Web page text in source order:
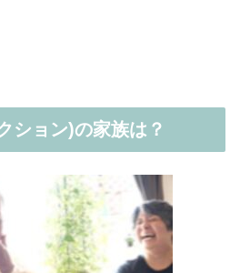
ション)の家族は？